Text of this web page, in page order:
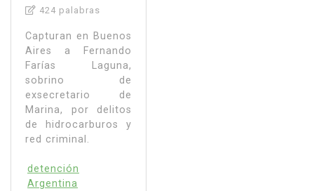
424 palabras
Capturan en Buenos
Aires a Fernando
Farías Laguna,
sobrino de
exsecretario de
Marina, por delitos
de hidrocarburos y
red criminal.
detención
Argentina